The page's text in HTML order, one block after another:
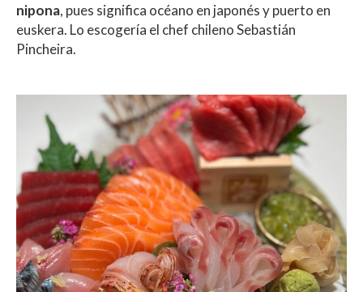
nipona, pues significa océano en japonés y puerto en
euskera. Lo escogería el chef chileno Sebastián
Pincheira.